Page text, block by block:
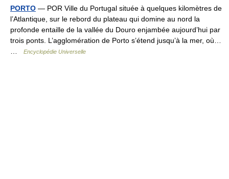
PORTO — POR Ville du Portugal située à quelques kilomètres de
l’Atlantique, sur le rebord du plateau qui domine au nord la
profonde entaille de la vallée du Douro enjambée aujourd’hui par
trois ponts. L’agglomération de Porto s’étend jusqu’à la mer, où…
Encyclopédie Universelle